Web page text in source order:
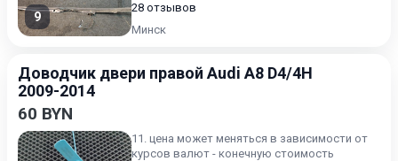
9
28 отзывов
Минск
Доводчик двери правой Audi A8 D4/4H
2009-2014
60 BYN
11. цена может меняться в зависимости от
курсов валют - конечную стоимость